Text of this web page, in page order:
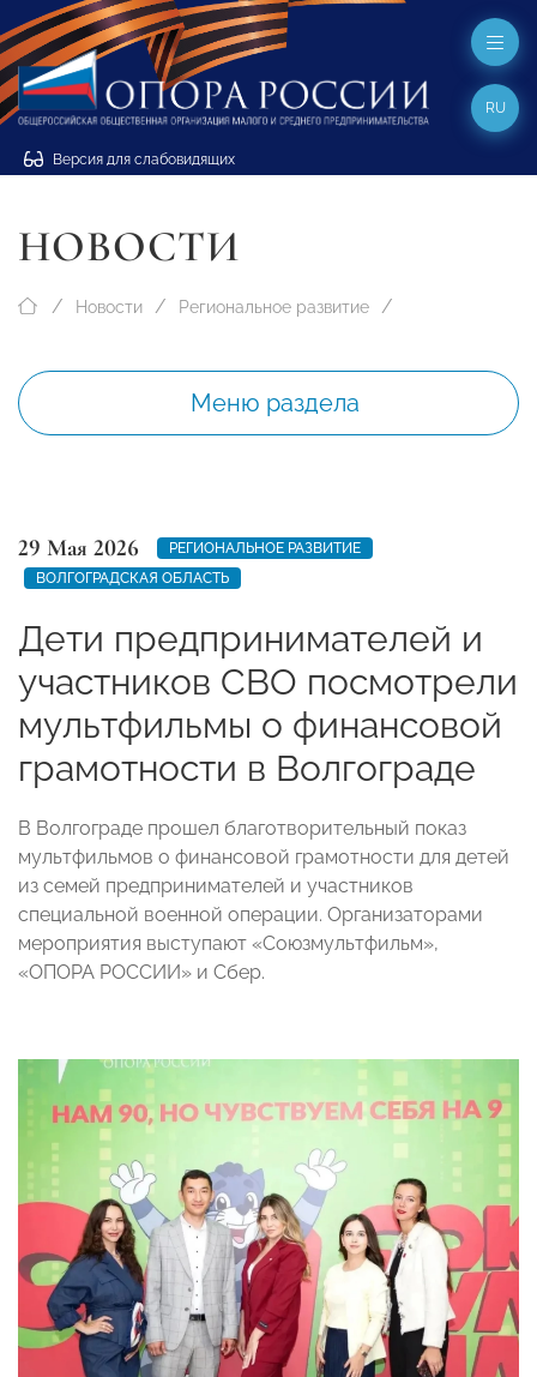
Версия для слабовидящих
RU
НОВОСТИ
Новости Региональное развитие
Меню раздела
29 Мая 2026
РЕГИОНАЛЬНОЕ РАЗВИТИЕ
ВОЛГОГРАДСКАЯ ОБЛАСТЬ
Дети предпринимателей и
участников СВО посмотрели
мультфильмы о финансовой
грамотности в Волгограде
В Волгограде прошел благотворительный показ
мультфильмов о финансовой грамотности для детей
из семей предпринимателей и участников
специальной военной операции. Организаторами
мероприятия выступают «Союзмультфильм»,
«ОПОРА РОССИИ» и Сбер.